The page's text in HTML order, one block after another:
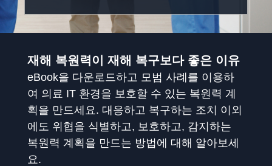
재해 복원력이 재해 복구보다 좋은 이유
eBook을 다운로드하고 모범 사례를 이용하
여 의료 IT 환경을 보호할 수 있는 복원력 계
획을 만드세요. 대응하고 복구하는 조치 이외
에도 위협을 식별하고, 보호하고, 감지하는
복원력 계획을 만드는 방법에 대해 알아보세
요.